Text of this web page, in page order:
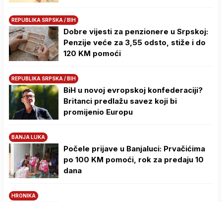
REPUBLIKA SRPSKA / BIH
Dobre vijesti za penzionere u Srpskoj:
Penzije veće za 3,55 odsto, stiže i do
120 KM pomoći
REPUBLIKA SRPSKA / BIH
BiH u novoj evropskoj konfederaciji?
Britanci predlažu savez koji bi
promijenio Europu
BANJA LUKA
Počele prijave u Banjaluci: Prvačićima
po 100 KM pomoći, rok za predaju 10
dana
HRONIKA